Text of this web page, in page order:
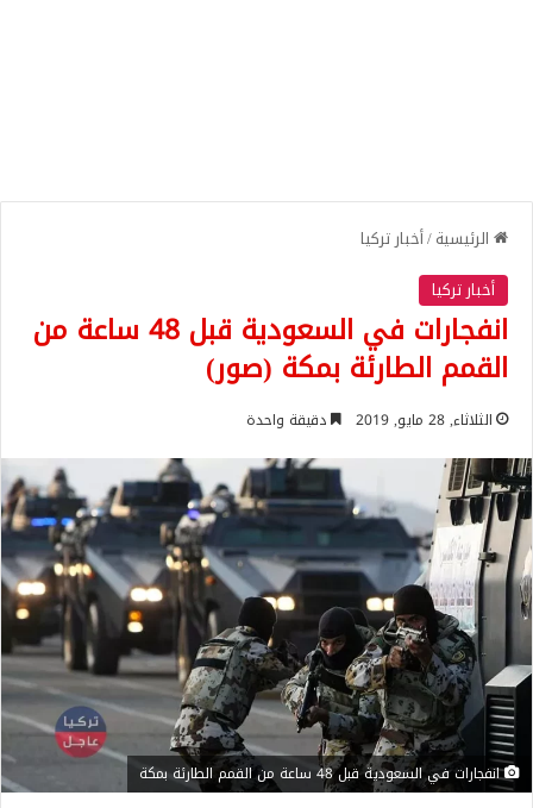
الرئيسية/أخبار تركيا
أخبار تركيا
انفجارات في السعودية قبل 48 ساعة من
القمم الطارئة بمكة (صور)
الثلاثاء, 28 مايو, 2019 دقيقة واحدة
انفجارات في السعودية قبل 48 ساعة من القمم الطارئة بمكة